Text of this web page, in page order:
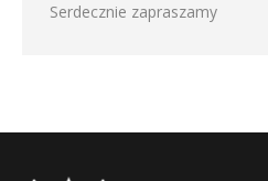
Serdecznie zapraszamy